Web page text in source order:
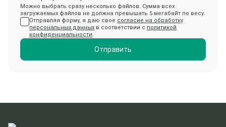
Можно выбрать сразу несколько файлов. Сумма всех
загружаемых файлов не должна превышать 5 мегабайт по весу.
Отправляя форму, я даю свое согласие на обработку
персональных данных в соответствии с политикой
конфиденциальности.
Отправить